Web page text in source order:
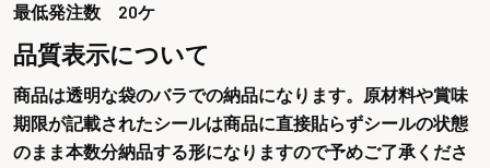
最低発注数 20ケ
品質表示について
商品は透明な袋のバラでの納品になります。原材料や賞味
期限が記載されたシールは商品に直接貼らずシールの状態
のまま本数分納品する形になりますので予めご了承くださ